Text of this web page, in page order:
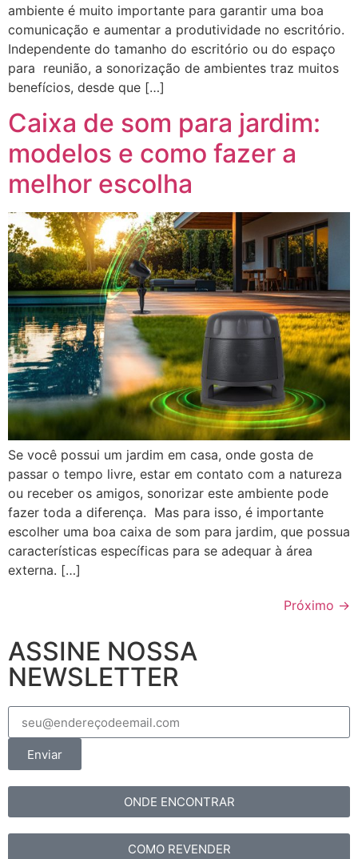
ambiente é muito importante para garantir uma boa
comunicação e aumentar a produtividade no escritório.
Independente do tamanho do escritório ou do espaço
para reunião, a sonorização de ambientes traz muitos
benefícios, desde que […]
Caixa de som para jardim:
modelos e como fazer a
melhor escolha
Se você possui um jardim em casa, onde gosta de
passar o tempo livre, estar em contato com a natureza
ou receber os amigos, sonorizar este ambiente pode
fazer toda a diferença. Mas para isso, é importante
escolher uma boa caixa de som para jardim, que possua
características específicas para se adequar à área
externa. […]
Próximo →
ASSINE NOSSA
NEWSLETTER
Enviar
ONDE ENCONTRAR
COMO REVENDER